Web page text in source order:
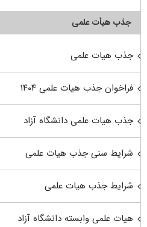
جذب هیأت علمی
جذب هیات علمی
فراخوان جذب هیات علمی ۱۴۰۴
جذب هیات علمی دانشگاه آزاد
شرایط سنی جذب هیات علمی
شرایط جذب هیات علمی
هیات علمی وابسته دانشگاه آزاد